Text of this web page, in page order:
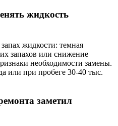
жидкость
жидкости: темная
запахов или снижение
необходимости замены.
или при пробеге 30-40 тыс.
заметил